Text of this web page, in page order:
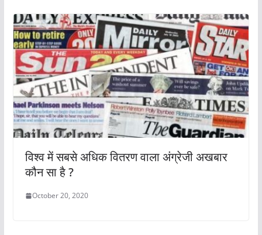
विश्व में सबसे अधिक वितरण वाला अंग्रेजी अखबार
कौन सा है ?
October 20, 2020